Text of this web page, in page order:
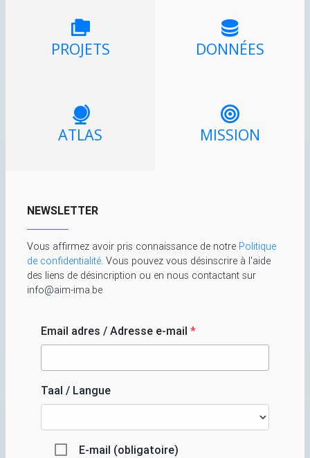
PROJETS DONNÉES
ATLAS MISSION
NEWSLETTER
Vous affirmez avoir pris connaissance de notre Politique
de confidentialité. Vous pouvez vous désinscrire à l'aide
des liens de désincription ou en nous contactant sur
info@aim-ima.be
Email adres / Adresse e-mail *
Taal / Langue
E-mail (obligatoire)